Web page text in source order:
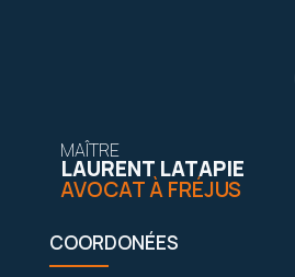
MAÎTRE
LAURENT LATAPIE
AVOCAT À FRÉJUS
COORDONÉES